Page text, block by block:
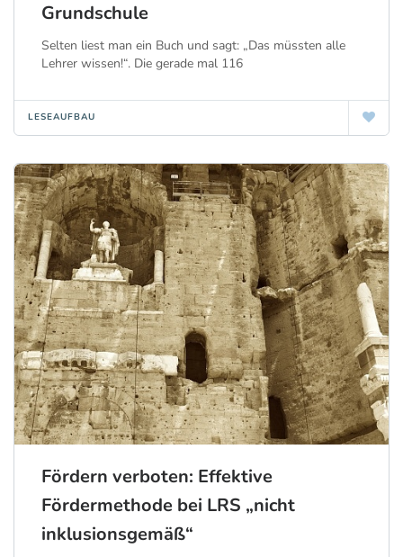
Grundschule
Selten liest man ein Buch und sagt: „Das müssten alle
Lehrer wissen!“. Die gerade mal 116
LESEAUFBAU
Fördern verboten: Effektive
Fördermethode bei LRS „nicht
inklusionsgemäß“